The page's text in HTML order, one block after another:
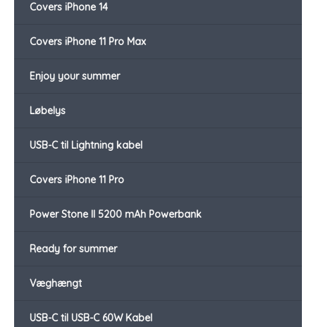
Covers iPhone 14
Covers iPhone 11 Pro Max
Enjoy your summer
Løbelys
USB-C til Lightning kabel
Covers iPhone 11 Pro
Power Stone II 5200 mAh Powerbank
Ready for summer
Væghængt
USB-C til USB-C 60W Kabel